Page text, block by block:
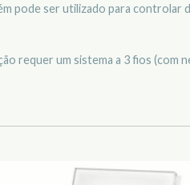
pode ser utilizado para
requer um sistema a 3 fios (com